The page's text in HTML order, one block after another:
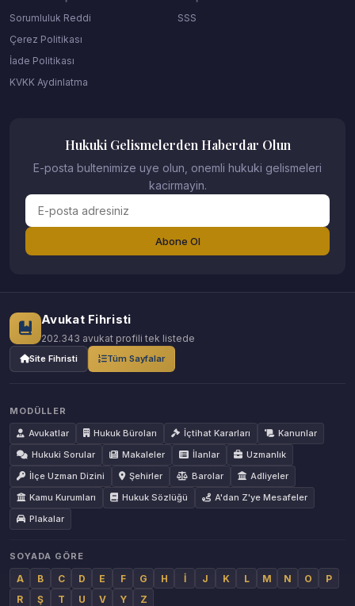
Sorumluluk Reddi
Çerez Politikası
İade Politikası
KVKK Aydinlatma
SSS
Hukuki Gelismelerden Haberdar Olun
E-posta bultenimize uye olun, onemli hukuki gelismeleri
kacirmayin.
Abone Ol
Avukat Fihristi
202.343 avukat profili tek listede
Site Fihristi Tüm Sayfalar
MODÜLLER
Avukatlar
Hukuk Büroları İçtihat Kararları
Kanunlar
Hukuki Sorular
Makaleler İlanlar
Uzmanlık
İlçe Uzman Dizini
Şehirler Barolar
Adliyeler
Kamu Kurumları
Hukuk Sözlüğü
A'dan Z'ye Mesafeler
Plakalar
SOYADA GÖRE
A B C D E F G H İ J K L M N O
P
R
Ş T U V Y Z